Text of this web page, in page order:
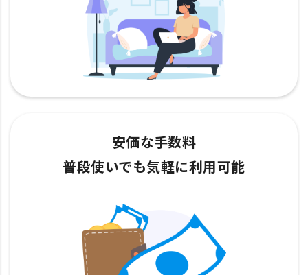
安価な手数料
普段使いでも気軽に利用可能